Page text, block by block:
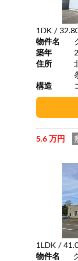
1DK /
物件名
築年
住所
構造
5.6 万円
1LDK /
物件名